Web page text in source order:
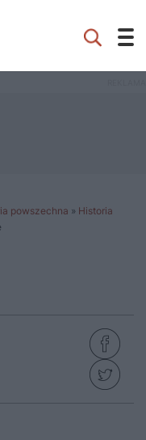
powszechna » Historia